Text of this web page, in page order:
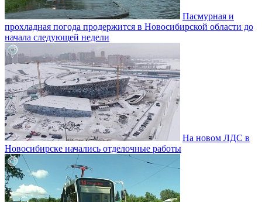
Пасмурная и
прохладная погода продержится в Новосибирской области до
начала следующей недели
На новом ЛДС в
Новосибирске начались отделочные работы